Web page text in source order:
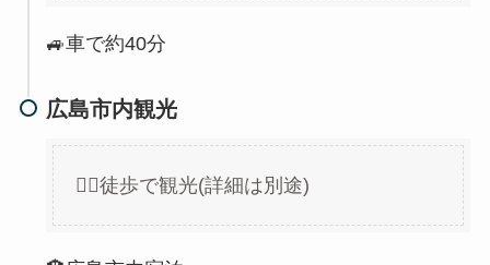
🚙車で約40分
広島市内観光
🏃‍♀徒歩で観光(詳細は別途)